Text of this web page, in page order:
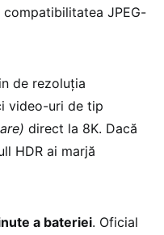
compatibilitatea JPEG-
de rezoluția
video-uri de tip
direct la 8K. Dacă
HDR ai marjă
a bateriei. Oficial